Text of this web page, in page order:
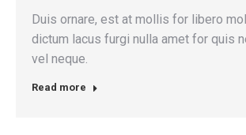
Duis ornare, est at mollis for libero
dictum lacus furgi nulla amet for quis
vel neque.
Read more